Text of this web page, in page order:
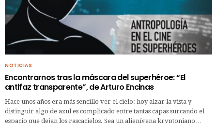
NOTICIAS
Encontrarnos tras la máscara del superhéroe: “El
antifaz transparente”, de Arturo Encinas
Hace unos años era más sencillo ver el cielo: hoy alzar la vista y
distinguir algo de azul es complicado entre tantas capas surcando el
espacio que dejan los rascacielos. Sea un alienígena kryptoniano…